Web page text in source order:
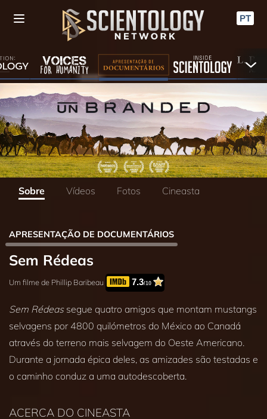
PT
Sobre Vídeos Fotos Cineasta
APRESENTAÇÃO DE DOCUMENTÁRIOS
Sem Rédeas
Um filme de Phillip Baribeau 7.3/10
Sem Rédeassegue quatro amigos que montam mustangs
selvagens por 4800 quilómetros do México ao Canadá
através do terreno mais selvagem do Oeste Americano.
Durante a jornada épica deles, as amizades são testadas e
o caminho conduz a uma autodescoberta.
ACERCA DO CINEASTA